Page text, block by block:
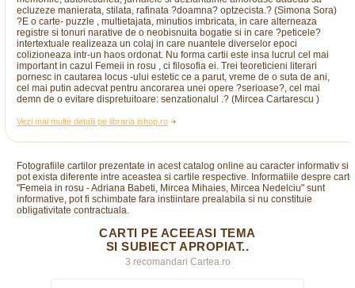
ecluzeze manierata, stilata, rafinata ?doamna? optzecista.? (Simona Sora)
?E o carte- puzzle , multietajata, minutios imbricata, in care alterneaza
registre si tonuri narative de o neobisnuita bogatie si in care ?peticele?
intertextuale realizeaza un colaj in care nuantele diverselor epoci
colizioneaza intr-un haos ordonat. Nu forma cartii este insa lucrul cel mai
important in cazul Femeii in rosu , ci filosofia ei. Trei teoreticieni literari
pornesc in cautarea locus -ului estetic ce a parut, vreme de o suta de ani,
cel mai putin adecvat pentru ancorarea unei opere ?serioase?, cel mai
demn de o evitare dispretuitoare: senzationalul .? (Mircea Cartarescu )
Vezi mai multe detalii pe libraria ishop.ro
Fotografiile cartilor prezentate in acest catalog online au caracter informativ si
pot exista diferente intre aceastea si cartile respective. Informatiile despre
"Femeia in rosu - Adriana Babeti, Mircea Mihaies, Mircea Nedelciu" sunt
informative, pot fi schimbate fara instiintare prealabila si nu constituie
obligativitate contractuala.
CARTI PE ACEEASI TEMA
SI SUBIECT APROPIAT..
3 recomandari Cartea.ro